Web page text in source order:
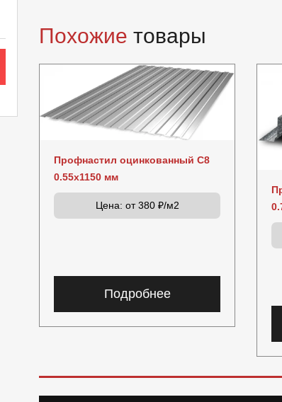
Похожие товары
Профнастил оцинкованный C8
0.55x1150 мм
Цена: от 380 ₽/м2
Подробнее